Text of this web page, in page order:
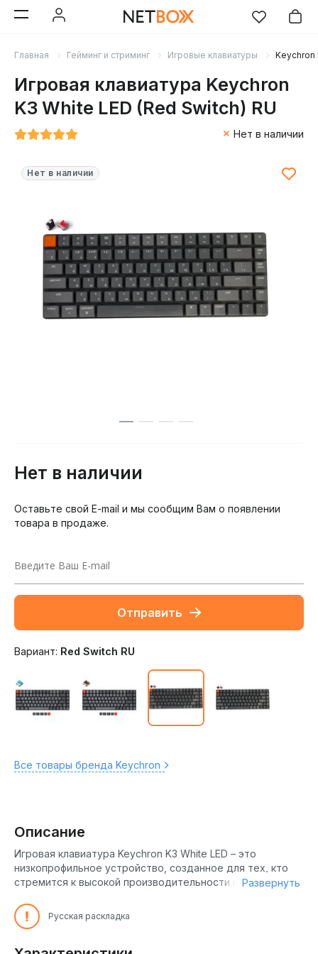
Главная Гейминг и стриминг Игровые клавиатуры Keychron
Игровая клавиатура Keychron
K3 White LED (Red Switch) RU
Нет в наличии
Нет в наличии
Нет в наличии
Оставьте свой E-mail и мы сообщим Вам о появлении
товара в продаже.
Отправить
Вариант: Red Switch RU
Все товары бренда Keychron
Описание
Игровая клавиатура Keychron K3 White LED – это
низкопрофильное устройство, созданное для тех, кто
стремится к высокой производительности и комфорту. С
переключателями, она станет надежным спутником в
мире игр и работы. Keychron K3 White LED может
Развернуть
Русская раскладка